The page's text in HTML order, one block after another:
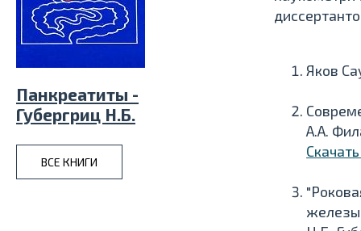
Панкреатиты -
Губергриц Н.Б.
ВСЕ КНИГИ
Яков
А.А.
железы